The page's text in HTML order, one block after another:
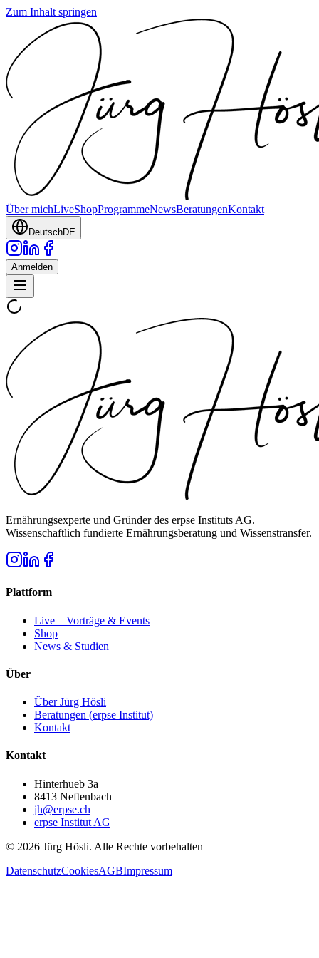
Zum Inhalt springen
Über michLiveShopProgrammeNewsBeratungenKontakt
DeutschDE
Anmelden
Ernährungsexperte und Gründer des erpse Instituts AG.
Wissenschaftlich fundierte Ernährungsberatung und Wissenstransfer.
Plattform
Live – Vorträge & Events
Shop
News & Studien
Über
Über Jürg Hösli
Beratungen (erpse Institut)
Kontakt
Kontakt
Hinterhueb 3a
8413 Neftenbach
jh@erpse.ch
erpse Institut AG
© 2026 Jürg Hösli. Alle Rechte vorbehalten
DatenschutzCookiesAGBImpressum